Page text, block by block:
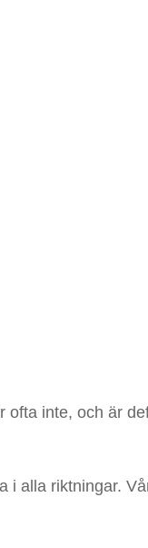
inte, och är
i alla riktningar.